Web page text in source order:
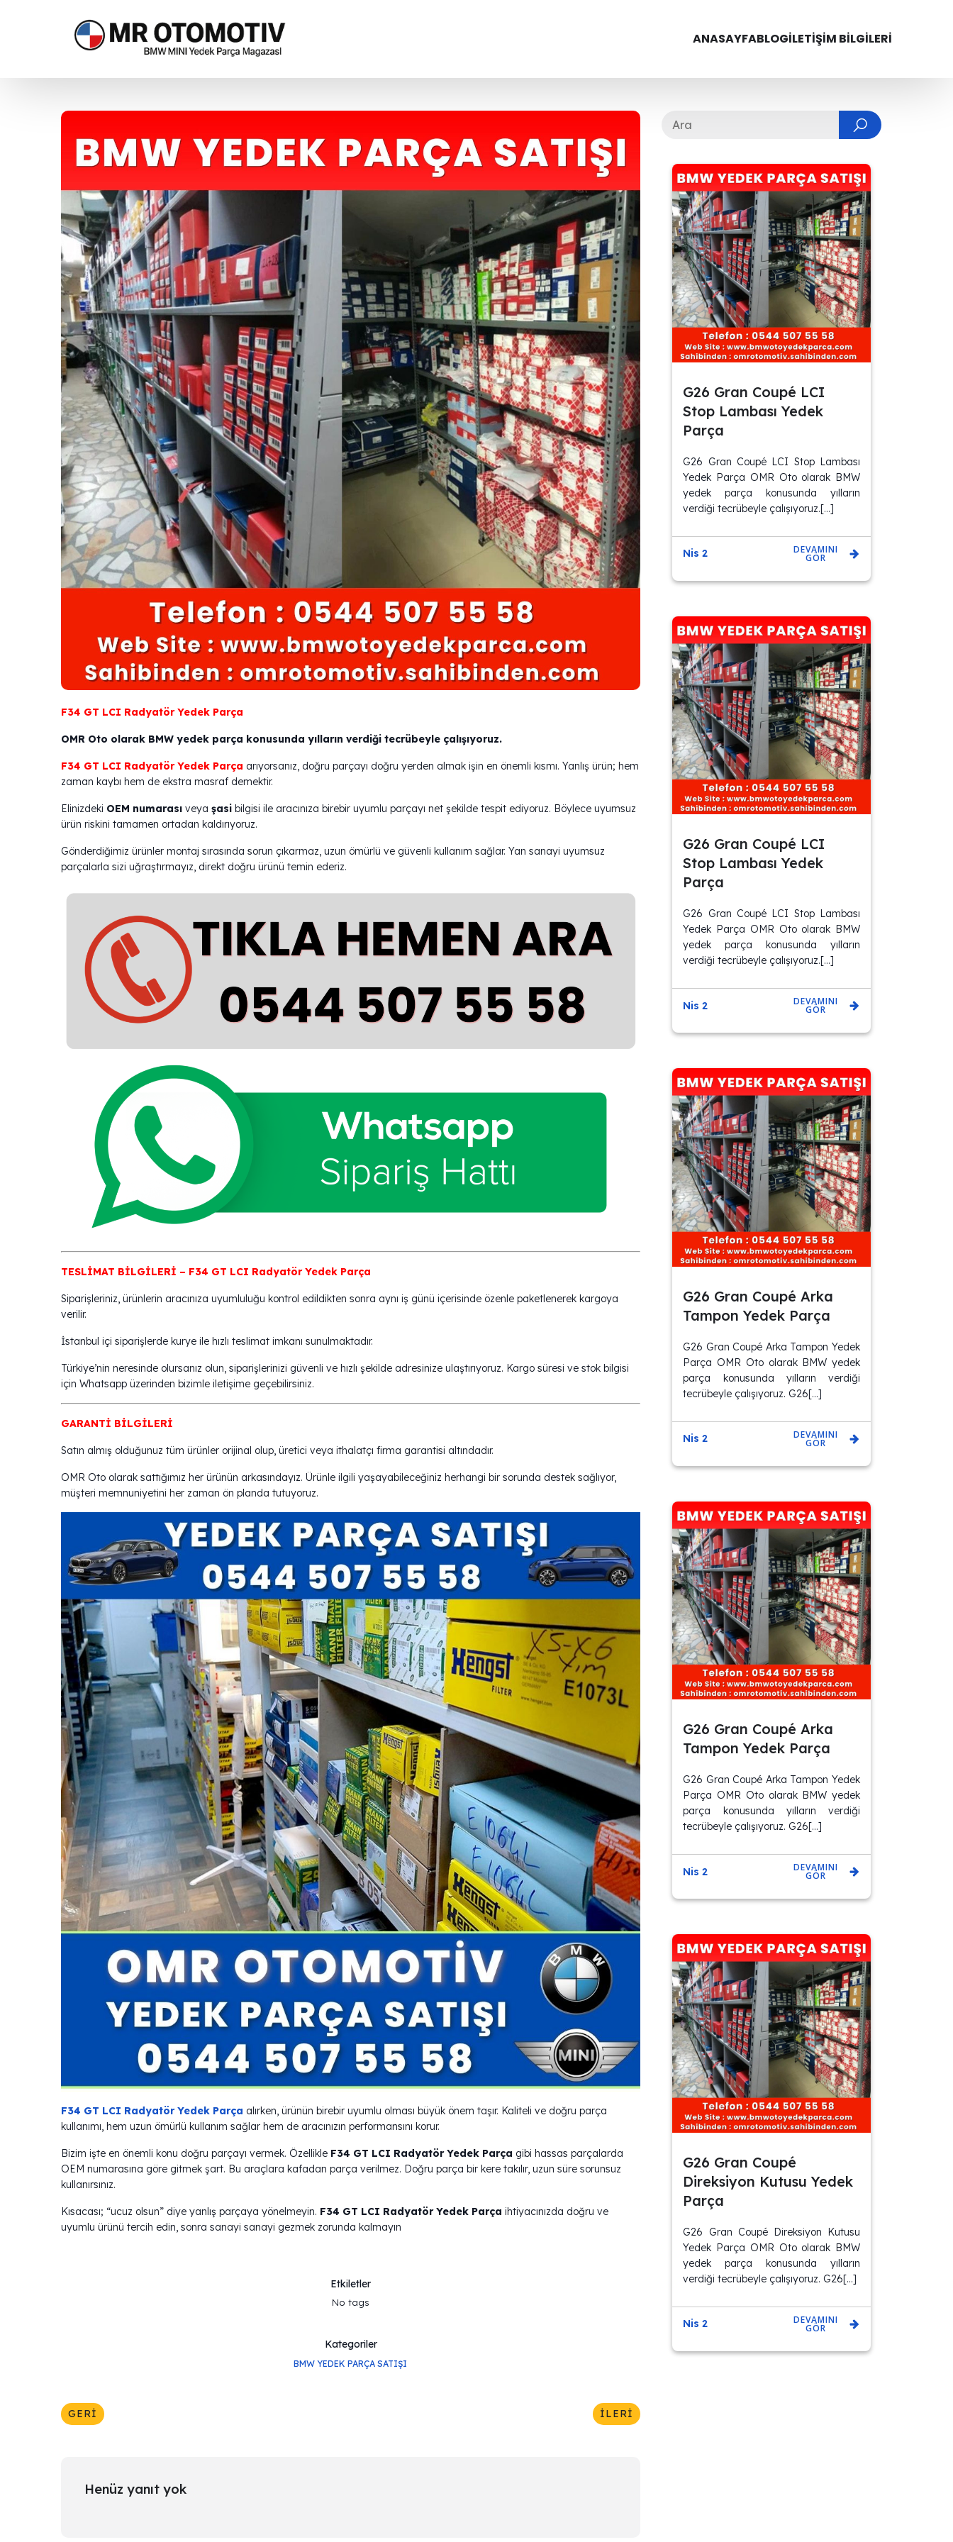
ANASAYFABLOGİLETIŞIM BILGILERI
F34 GT LCI Radyatör Yedek Parça
OMR Oto olarak BMW yedek parça konusunda yılların verdiği tecrübeyle çalışıyoruz.
F34 GT LCI Radyatör Yedek Parça arıyorsanız, doğru parçayı doğru yerden almak işin en önemli kısmı. Yanlış ürün; hem
zaman kaybı hem de ekstra masraf demektir.
Elinizdeki OEM numarası veya şasi bilgisi ile aracınıza birebir uyumlu parçayı net şekilde tespit ediyoruz. Böylece uyumsuz
ürün riskini tamamen ortadan kaldırıyoruz.
Gönderdiğimiz ürünler montaj sırasında sorun çıkarmaz, uzun ömürlü ve güvenli kullanım sağlar. Yan sanayi uyumsuz
parçalarla sizi uğraştırmayız, direkt doğru ürünü temin ederiz.
TESLİMAT BİLGİLERİ – F34 GT LCI Radyatör Yedek Parça
Siparişleriniz, ürünlerin aracınıza uyumluluğu kontrol edildikten sonra aynı iş günü içerisinde özenle paketlenerek kargoya
verilir.
İstanbul içi siparişlerde kurye ile hızlı teslimat imkanı sunulmaktadır.
Türkiye’nin neresinde olursanız olun, siparişlerinizi güvenli ve hızlı şekilde adresinize ulaştırıyoruz. Kargo süresi ve stok bilgisi
için Whatsapp üzerinden bizimle iletişime geçebilirsiniz.
GARANTİ BİLGİLERİ
Satın almış olduğunuz tüm ürünler orijinal olup, üretici veya ithalatçı firma garantisi altındadır.
OMR Oto olarak sattığımız her ürünün arkasındayız. Ürünle ilgili yaşayabileceğiniz herhangi bir sorunda destek sağlıyor,
müşteri memnuniyetini her zaman ön planda tutuyoruz.
F34 GT LCI Radyatör Yedek Parça alırken, ürünün birebir uyumlu olması büyük önem taşır. Kaliteli ve doğru parça
kullanımı, hem uzun ömürlü kullanım sağlar hem de aracınızın performansını korur.
Bizim işte en önemli konu doğru parçayı vermek. Özellikle F34 GT LCI Radyatör Yedek Parça gibi hassas parçalarda
OEM numarasına göre gitmek şart. Bu araçlara kafadan parça verilmez. Doğru parça bir kere takılır, uzun süre sorunsuz
kullanırsınız.
Kısacası; “ucuz olsun” diye yanlış parçaya yönelmeyin. F34 GT LCI Radyatör Yedek Parça ihtiyacınızda doğru ve
uyumlu ürünü tercih edin, sonra sanayi sanayi gezmek zorunda kalmayın
Etkiletler
No tags
Kategoriler
BMW YEDEK PARÇA SATIŞI
GERI İLERI
Henüz yanıt yok
G26 Gran Coupé LCI
Stop Lambası Yedek
Parça
G26 Gran Coupé LCI Stop Lambası
Yedek Parça OMR Oto olarak BMW
yedek parça konusunda yılların
verdiği tecrübeyle çalışıyoruz.[…]
Nis 2 DEVAMINI
GÖR
G26 Gran Coupé LCI
Stop Lambası Yedek
Parça
G26 Gran Coupé LCI Stop Lambası
Yedek Parça OMR Oto olarak BMW
yedek parça konusunda yılların
verdiği tecrübeyle çalışıyoruz.[…]
Nis 2 DEVAMINI
GÖR
G26 Gran Coupé Arka
Tampon Yedek Parça
G26 Gran Coupé Arka Tampon Yedek
Parça OMR Oto olarak BMW yedek
parça konusunda yılların verdiği
tecrübeyle çalışıyoruz. G26[…]
Nis 2 DEVAMINI
GÖR
G26 Gran Coupé Arka
Tampon Yedek Parça
G26 Gran Coupé Arka Tampon Yedek
Parça OMR Oto olarak BMW yedek
parça konusunda yılların verdiği
tecrübeyle çalışıyoruz. G26[…]
Nis 2 DEVAMINI
GÖR
G26 Gran Coupé
Direksiyon Kutusu Yedek
Parça
G26 Gran Coupé Direksiyon Kutusu
Yedek Parça OMR Oto olarak BMW
yedek parça konusunda yılların
verdiği tecrübeyle çalışıyoruz. G26[…]
Nis 2 DEVAMINI
GÖR